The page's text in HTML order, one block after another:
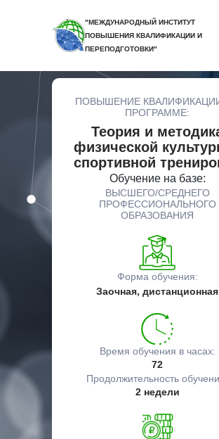
"МЕЖДУНАРОДНЫЙ ИНСТИТУТ
ПОВЫШЕНИЯ КВАЛИФИКАЦИИ И
ПЕРЕПОДГОТОВКИ"
ПОВЫШЕНИЕ
ПРОГРАММЕ:
Теория и
физической
спортивной
Обучение на базе:
ВЫСШЕГО/СРЕДНЕГО
ПРОФЕССИОНАЛЬНОГО
ОБРАЗОВАНИЯ
Форма обучения:
Заочная, дистанционная
Время обучения в часах:
72
Продолжительность
2 недели